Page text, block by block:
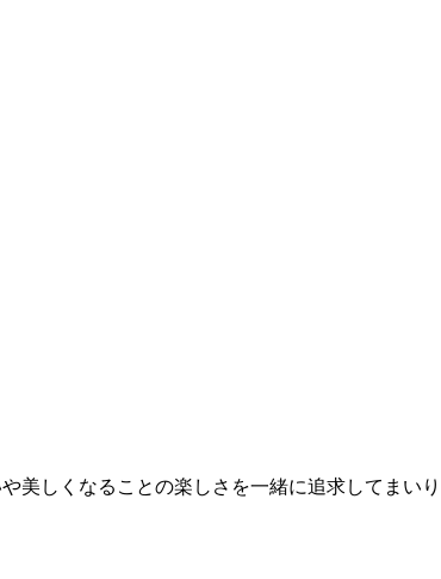
美しくなることの楽しさを一緒に追求してまいり